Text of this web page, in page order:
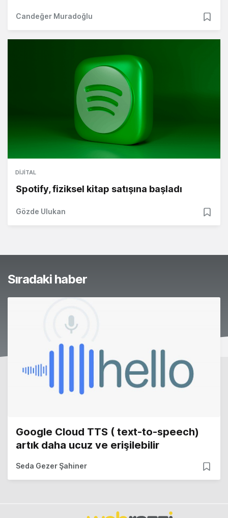
Candeğer Muradoğlu
DIJITAL
Spotify, fiziksel kitap satışına başladı
Gözde Ulukan
Sıradaki haber
Google Cloud TTS ( text-to-speech)
artık daha ucuz ve erişilebilir
Seda Gezer Şahiner